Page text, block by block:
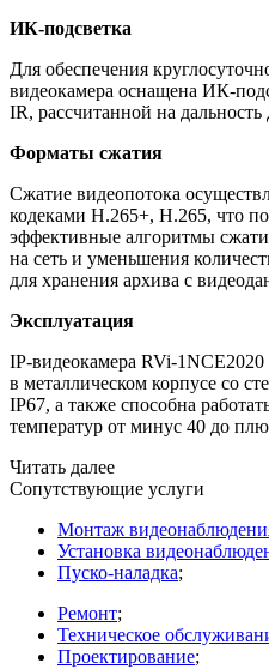
ИК-подсветка
Для обеспечения
видеокамера оснащена ИК-
IR, рассчитанной на дальность
Форматы сжатия
Сжатие видеопотока
кодеками H.265+, H.265, что
эффективные алгоритмы
на сеть и уменьшения
для хранения архива с
Эксплуатация
IP-видеокамера RVi-1NCE2020
в металлическом корпусе со
IP67, а также способна
температур от минус 40 до
Читать далее
Сопутствующие услуги
Монтаж
Установка
Пуско-наладка;
Ремонт;
Техническое
Проектирование;